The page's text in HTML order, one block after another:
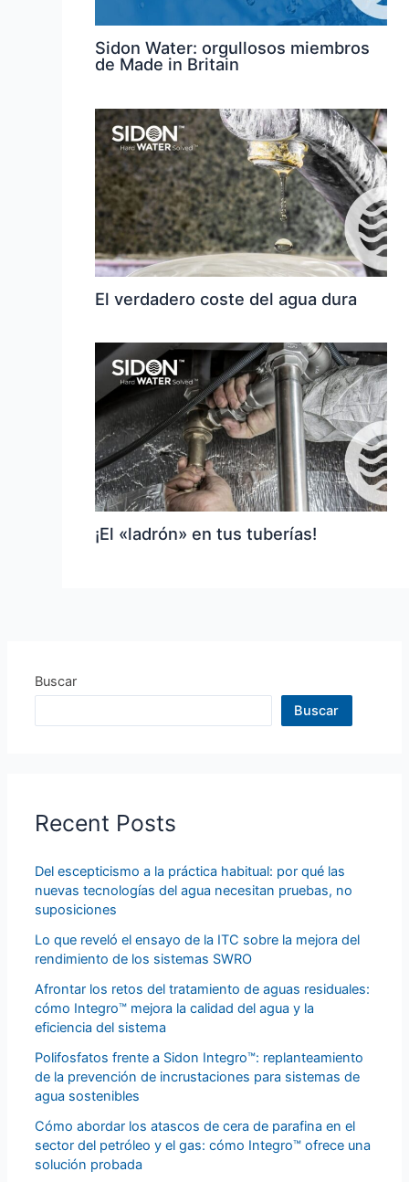
Sidon Water: orgullosos miembros
de Made in Britain
El verdadero coste del agua dura
¡El «ladrón» en tus tuberías!
Buscar
Buscar
Recent Posts
Del escepticismo a la práctica habitual: por qué las
nuevas tecnologías del agua necesitan pruebas, no
suposiciones
Lo que reveló el ensayo de la ITC sobre la mejora del
rendimiento de los sistemas SWRO
Afrontar los retos del tratamiento de aguas residuales:
cómo Integro™ mejora la calidad del agua y la
eficiencia del sistema
Polifosfatos frente a Sidon Integro™: replanteamiento
de la prevención de incrustaciones para sistemas de
agua sostenibles
Cómo abordar los atascos de cera de parafina en el
sector del petróleo y el gas: cómo Integro™ ofrece una
solución probada